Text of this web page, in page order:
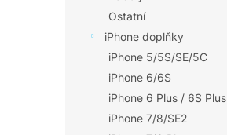
Ostatní
iPhone doplňky
iPhone 5/5S/SE/5C
iPhone 6/6S
iPhone 6 Plus / 6S Plus
iPhone 7/8/SE2